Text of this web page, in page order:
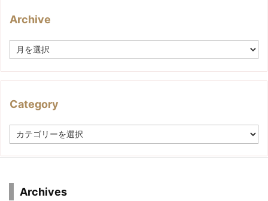
Archive
h
e
Category
e
Archives